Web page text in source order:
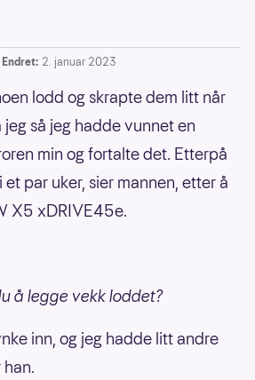
Endret: 2. januar 2023
lodd og skrapte dem litt når
så jeg hadde vunnet en
min og fortalte det. Etterpå
par uker, sier mannen, etter å
X5 xDRIVE45e.
å legge vekk loddet?
inn, og jeg hadde litt andre